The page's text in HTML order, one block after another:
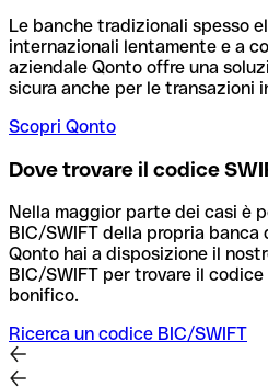
Le banche tradizionali spesso
internazionali lentamente e a
aziendale Qonto offre una
sicura anche per le transazioni
Scopri Qonto
Dove trovare il codice
Nella maggior parte dei casi è
BIC/SWIFT della propria banca
Qonto hai a disposizione il
BIC/SWIFT per trovare il
bonifico.
Ricerca un codice BIC/SWIFT